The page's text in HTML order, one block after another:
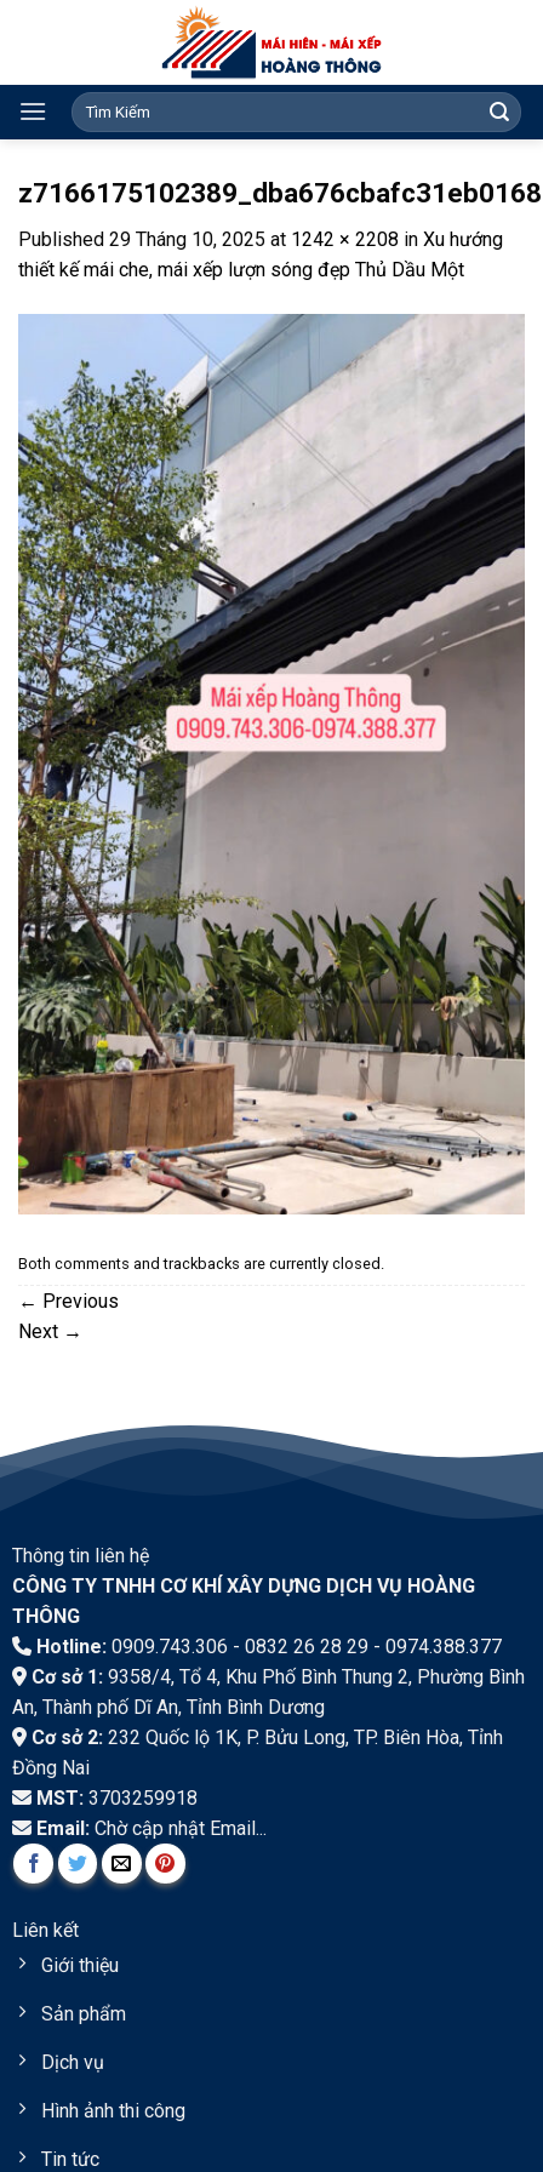
Search
for:
Published 29 Tháng 10, 2025 at 1242 × 2208 in Xu hướng
thiết kế mái che, mái xếp lượn sóng đẹp Thủ Dầu Một
Both comments and trackbacks are currently closed.
← Previous
Next →
Thông tin liên hệ
CÔNG TY TNHH CƠ KHÍ XÂY DỰNG DỊCH VỤ HOÀNG
THÔNG
Hotline:0909.743.306 - 0832 26 28 29 - 0974.388.377
Cơ sở 1:9358/4, Tổ 4, Khu Phố Bình Thung 2, Phường Bình
An, Thành phố Dĩ An, Tỉnh Bình Dương
Cơ sở 2:232 Quốc lộ 1K, P. Bửu Long, TP. Biên Hòa, Tỉnh
Đồng Nai
MST:3703259918
Email:Chờ cập nhật Email...
Liên kết
Giới thiệu
Sản phẩm
Dịch vụ
Hình ảnh thi công
Tin tức